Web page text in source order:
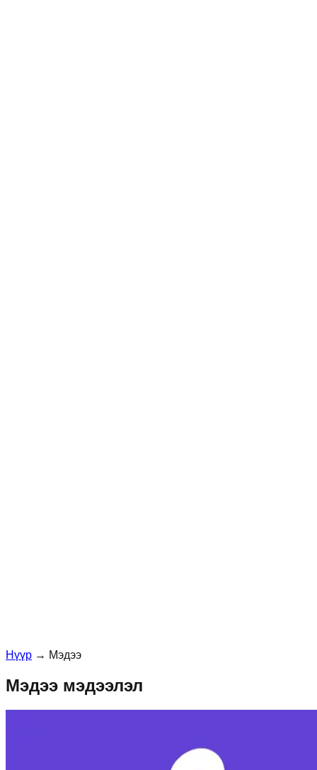
Нүүр → Мэдээ
Мэдээ мэдээлэл